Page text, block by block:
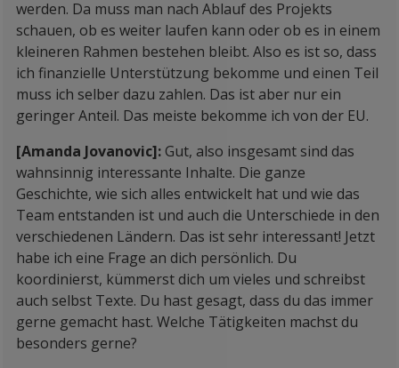
werden. Da muss man nach Ablauf des Projekts
schauen, ob es weiter laufen kann oder ob es in einem
kleineren Rahmen bestehen bleibt. Also es ist so, dass
ich finanzielle Unterstützung bekomme und einen Teil
muss ich selber dazu zahlen. Das ist aber nur ein
geringer Anteil. Das meiste bekomme ich von der EU.
[Amanda Jovanovic]: Gut, also insgesamt sind das
wahnsinnig interessante Inhalte. Die ganze
Geschichte, wie sich alles entwickelt hat und wie das
Team entstanden ist und auch die Unterschiede in den
verschiedenen Ländern. Das ist sehr interessant! Jetzt
habe ich eine Frage an dich persönlich. Du
koordinierst, kümmerst dich um vieles und schreibst
auch selbst Texte. Du hast gesagt, dass du das immer
gerne gemacht hast. Welche Tätigkeiten machst du
besonders gerne?